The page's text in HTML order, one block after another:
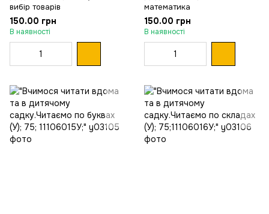
вибір товарів
150.00 грн
В наявності
математика
150.00 грн
В наявності